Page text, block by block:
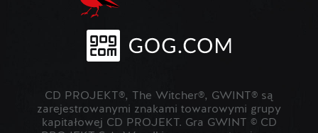
CD PROJEKT®, The Witcher®, GWINT® są
zarejestrowanymi znakami towarowymi grupy
kapitałowej CD PROJEKT. Gra GWINT © CD